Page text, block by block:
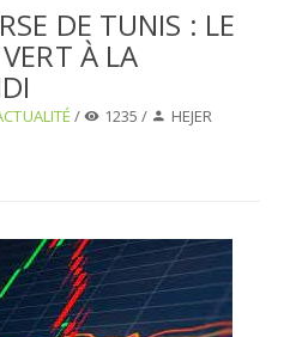
DE TUNIS : LE
À LA
/ 1235 / HEJER